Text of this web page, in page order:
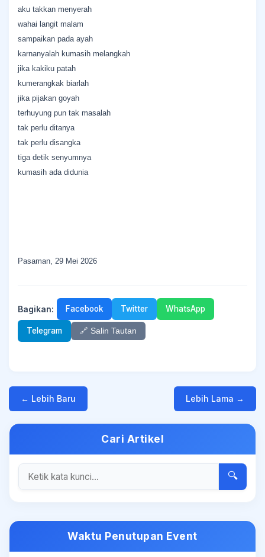
aku takkan menyerah
wahai langit malam
sampaikan pada ayah
karnanyalah kumasih melangkah
jika kakiku patah
kumerangkak biarlah
jika pijakan goyah
terhuyung pun tak masalah
tak perlu ditanya
tak perlu disangka
tiga detik senyumnya
kumasih ada didunia
Pasaman, 29 Mei 2026
Bagikan: Facebook Twitter WhatsApp
Telegram 🔗 Salin Tautan
← Lebih Baru Lebih Lama →
Cari Artikel
🔍
Waktu Penutupan Event